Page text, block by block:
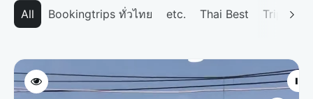
All Bookingtrips ทั่วไทย etc. Thai Best Tripp